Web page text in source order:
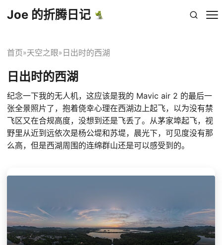
Joe 的折腾日记
首页»天空之眼» 日出时的西湖
日出时的西湖
纪念一下我的无人机，这应该是我的 Mavic air 2 的最后一
张全景照片了，抱着侥幸心理在西湖边上起飞，以为没有禁
飞区又在合规高度，没想到还是飞丢了。从茅家埠起飞，视
野里从近到远依次是杨公堤和苏堤，晨光下，可见度没有那
么高，但是西湖周围的连绵群山还是可以感受到的。